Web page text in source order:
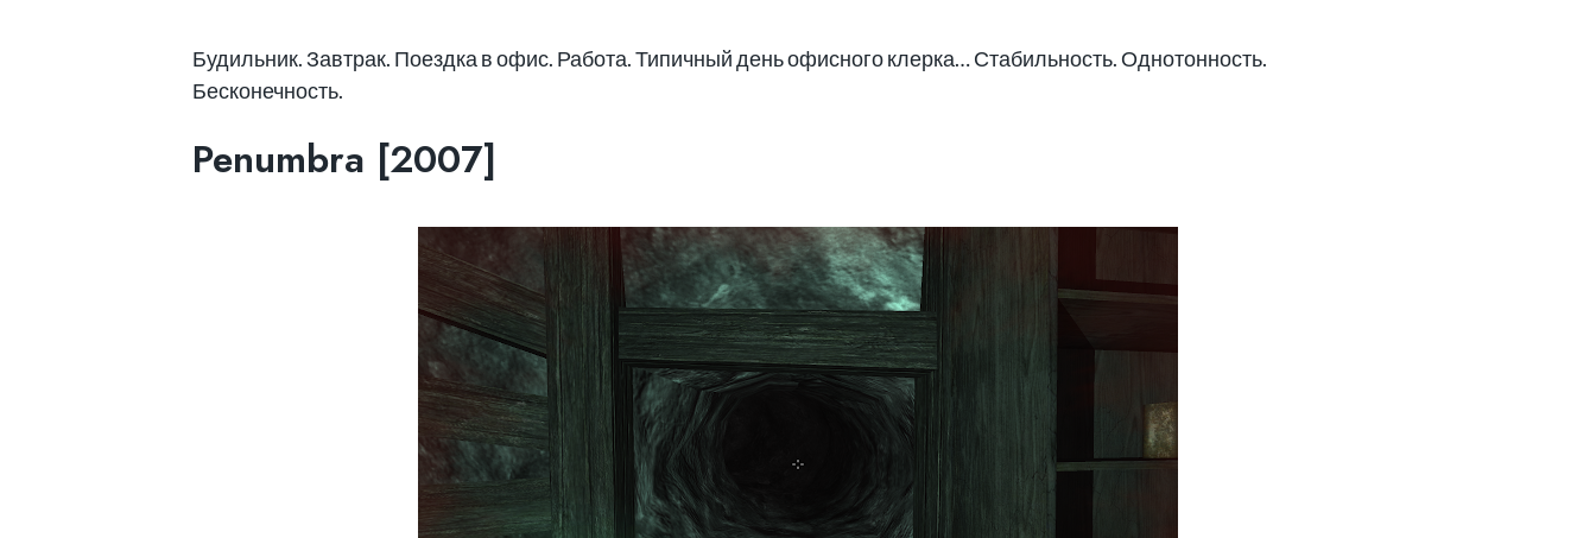
Будильник. Завтрак. Поездка в офис. Работа. Типичный день офисного клерка… Стабильность. Однотонность.
Бесконечность.
Penumbra [2007]